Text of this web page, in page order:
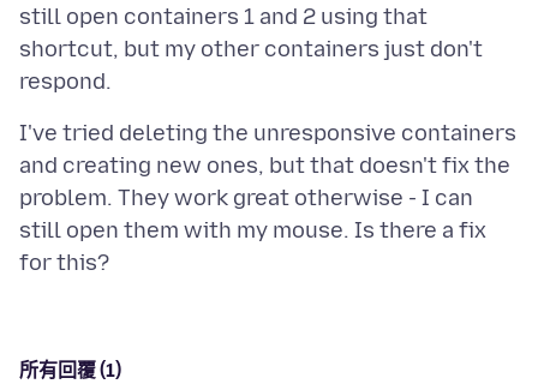
still open containers 1 and 2 using that
shortcut, but my other containers just don't
I've tried deleting the unresponsive containers
and creating new ones, but that doesn't fix the
problem. They work great otherwise - I can
still open them with my mouse. Is there a fix
所有回覆 (1)